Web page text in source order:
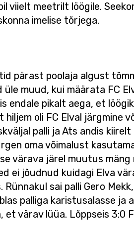
viielt meetrilt löögile.
imelise tõrjega.
pärast poolaja algust
muud, kui määrata FC
pikalt aega, et
oli FC Elval järgmine
palli ja Ats andis
oma võimalust
värava järel muutus mäng
ei jõudnud kuidagi Elva
sai palli Gero
palliga karistusalasse ja
värav lüüa. Lõppseis 3:0